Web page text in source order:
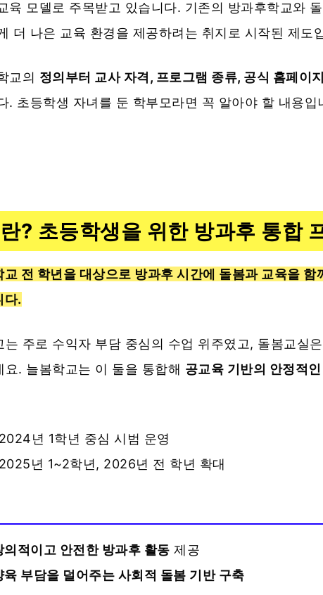
육 모델로 주목받고 있습니다. 기존의 방과후학교와
더 나은 교육 환경을 제공하려는 취지로 시작된 제도
교의 정의부터 교사 자격, 프로그램 종류, 공식 홈페이
. 초등학생 자녀를 둔 학부모라면 꼭 알아야 할 내용입
? 초등학생을 위한 방과후 통합
전 학년을 대상으로 방과후 시간에 돌봄과 교육을 함
다.
는 주로 수익자 부담 중심의 수업 위주였고, 돌봄교실
요. 늘봄학교는 이 둘을 통합해 공교육 기반의 안정적인
년 1학년 중심 시범 운영
년 1~2학년, 2026년 전 학년 확대
의적이고 안전한 방과후 활동 제공
육 부담을 덜어주는 사회적 돌봄 기반 구축